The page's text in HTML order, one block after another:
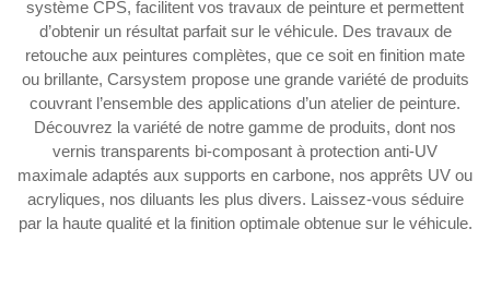
système CPS, facilitent vos travaux de peinture et permettent
d’obtenir un résultat parfait sur le véhicule. Des travaux de
retouche aux peintures complètes, que ce soit en finition mate
ou brillante, Carsystem propose une grande variété de produits
couvrant l’ensemble des applications d’un atelier de peinture.
Découvrez la variété de notre gamme de produits, dont nos
vernis transparents bi-composant à protection anti-UV
maximale adaptés aux supports en carbone, nos apprêts UV ou
acryliques, nos diluants les plus divers. Laissez-vous séduire
par la haute qualité et la finition optimale obtenue sur le véhicule.